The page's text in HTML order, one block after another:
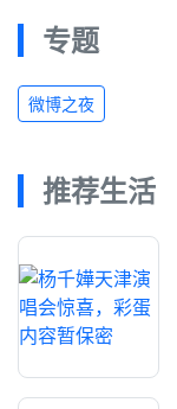
专题
微博之夜
推荐生活